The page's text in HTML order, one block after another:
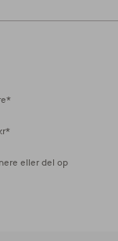
eller del op